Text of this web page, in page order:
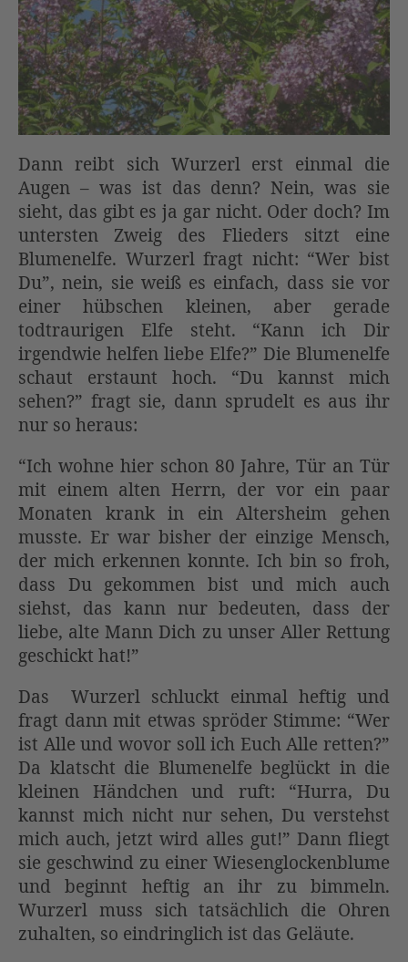
Dann reibt sich Wurzerl erst einmal die
Augen – was ist das denn? Nein, was sie
sieht, das gibt es ja gar nicht. Oder doch? Im
untersten Zweig des Flieders sitzt eine
Blumenelfe. Wurzerl fragt nicht: “Wer bist
Du”, nein, sie weiß es einfach, dass sie vor
einer hübschen kleinen, aber gerade
todtraurigen Elfe steht. “Kann ich Dir
irgendwie helfen liebe Elfe?” Die Blumenelfe
schaut erstaunt hoch. “Du kannst mich
sehen?” fragt sie, dann sprudelt es aus ihr
nur so heraus:
“Ich wohne hier schon 80 Jahre, Tür an Tür
mit einem alten Herrn, der vor ein paar
Monaten krank in ein Altersheim gehen
musste. Er war bisher der einzige Mensch,
der mich erkennen konnte. Ich bin so froh,
dass Du gekommen bist und mich auch
siehst, das kann nur bedeuten, dass der
liebe, alte Mann Dich zu unser Aller Rettung
geschickt hat!”
Das Wurzerl schluckt einmal heftig und
fragt dann mit etwas spröder Stimme: “Wer
ist Alle und wovor soll ich Euch Alle retten?”
Da klatscht die Blumenelfe beglückt in die
kleinen Händchen und ruft: “Hurra, Du
kannst mich nicht nur sehen, Du verstehst
mich auch, jetzt wird alles gut!” Dann fliegt
sie geschwind zu einer Wiesenglockenblume
und beginnt heftig an ihr zu bimmeln.
Wurzerl muss sich tatsächlich die Ohren
zuhalten, so eindringlich ist das Geläute.